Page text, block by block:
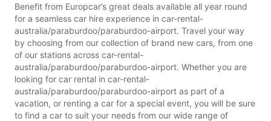
Benefit from Europcar’s great deals available all year round
for a seamless car hire experience in car-rental-
australia/paraburdoo/paraburdoo-airport. Travel your way
by choosing from our collection of brand new cars, from one
of our stations across car-rental-
australia/paraburdoo/paraburdoo-airport. Whether you are
looking for car rental in car-rental-
australia/paraburdoo/paraburdoo-airport as part of a
vacation, or renting a car for a special event, you will be sure
to find a car to suit your needs from our wide range of